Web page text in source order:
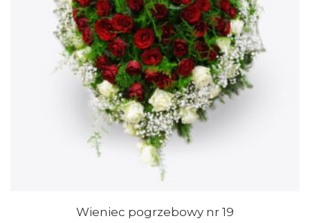
Wieniec pogrzebowy nr 19